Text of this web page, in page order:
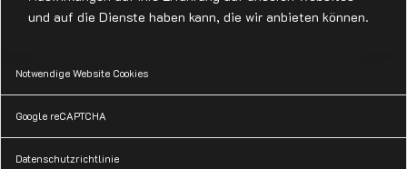
und auf die Dienste haben kann, die wir anbieten können.
Notwendige Website Cookies
Google reCAPTCHA
Datenschutzrichtlinie